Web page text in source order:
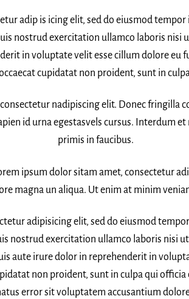
adip is icing elit, sed do eiusmod
nostrud exercitation ullamco laboris nisi
in voluptate velit esse cillum dolore eu
cupidatat non proident, sunt in
nadipiscing elit. Donec fringilla
id urna egestasvels cursus. Interdum
primis in faucibus.
ipsum dolor sitam amet, consectetur
magna un aliqua. Ut enim at minim
adipisicing elit, sed do eiusmod
nostrud exercitation ullamco laboris nisi
aute irure dolor in reprehenderit in
non proident, sunt in culpa qui
error sit voluptatem accusantium